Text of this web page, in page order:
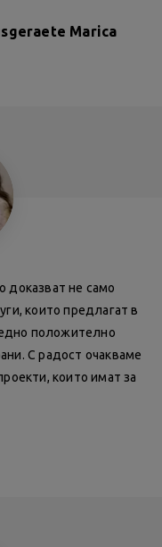
Marica
доказват не само
които предлагат в
положително
С радост очакваме
които имат за